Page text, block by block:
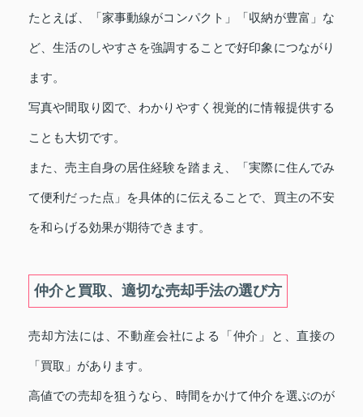
たとえば、「家事動線がコンパクト」「収納が豊富」な
ど、生活のしやすさを強調することで好印象につながり
ます。
写真や間取り図で、わかりやすく視覚的に情報提供する
ことも大切です。
また、売主自身の居住経験を踏まえ、「実際に住んでみ
て便利だった点」を具体的に伝えることで、買主の不安
を和らげる効果が期待できます。
仲介と買取、適切な売却手法の選び方
売却方法には、不動産会社による「仲介」と、直接の
「買取」があります。
高値での売却を狙うなら、時間をかけて仲介を選ぶのが